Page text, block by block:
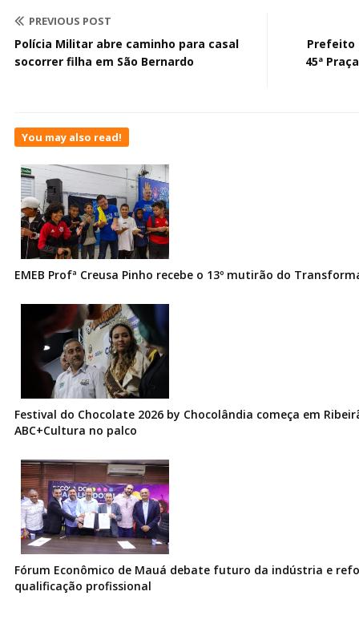
PREVIOUS POST
Polícia Militar abre caminho para casal
socorrer filha em São Bernardo
Prefeito
45ª
You may also read!
EMEB Profª Creusa Pinho recebe o 13º mutirão do
Festival do Chocolate 2026 by Chocolândia começa em
ABC+Cultura no palco
Fórum Econômico de Mauá debate futuro da indústria e
qualificação profissional